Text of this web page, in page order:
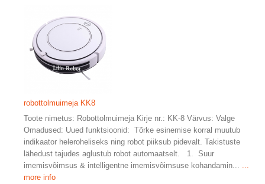
robottolmuimeja KK8
Toote nimetus: Robottolmuimeja Kirje nr.: KK-8 Värvus: Valge
Omadused: Uued funktsioonid: Tõrke esinemise korral muutub
indikaator heleroheliseks ning robot piiksub pidevalt. Takistuste
lähedust tajudes aglustub robot automaatselt. 1. Suur
imemisvõimsus & intelligentne imemisvõimsuse kohandamin... ...
more info